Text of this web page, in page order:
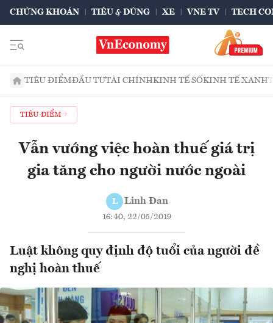
CHỨNG KHOÁN TIÊU & DÙNG XE VNE TV TECH
TIÊU ĐIỂMĐẦU TƯTÀI CHÍNHKINH TẾ SỐKINH TẾ XANH
TIÊU ĐIỂM
Vẫn vướng việc hoàn thuế giá trị
gia tăng cho người nước ngoài
L Linh Đan
16:40, 22/05/2019
Luật không quy định độ tuổi của người đề
nghị hoàn thuế